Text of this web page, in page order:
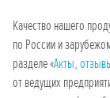
Качество нашего
по России и
разделе «Акты,
от ведущих